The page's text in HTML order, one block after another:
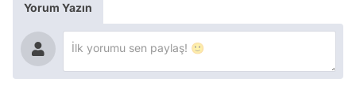
Yorum Yazın